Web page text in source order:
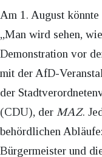
Am 1. August könnte
„Man wird sehen,
Demonstration vor
mit der AfD-
der
(CDU), der MAZ.
behördlichen
Bürgermeister und